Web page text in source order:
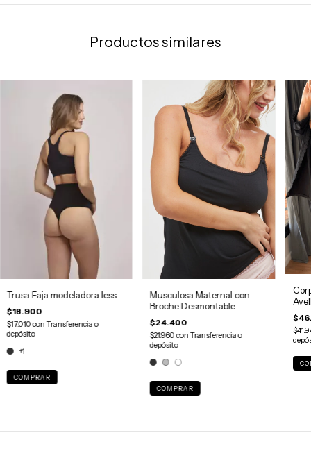
Productos similares
Trusa Faja modeladora less
$18.900
$17.010con Transferencia o
depósito
+1
COMPRAR
Musculosa Maternal con
Broche Desmontable
$24.400
$21.960conTransferencia o
depósito
COMPRAR